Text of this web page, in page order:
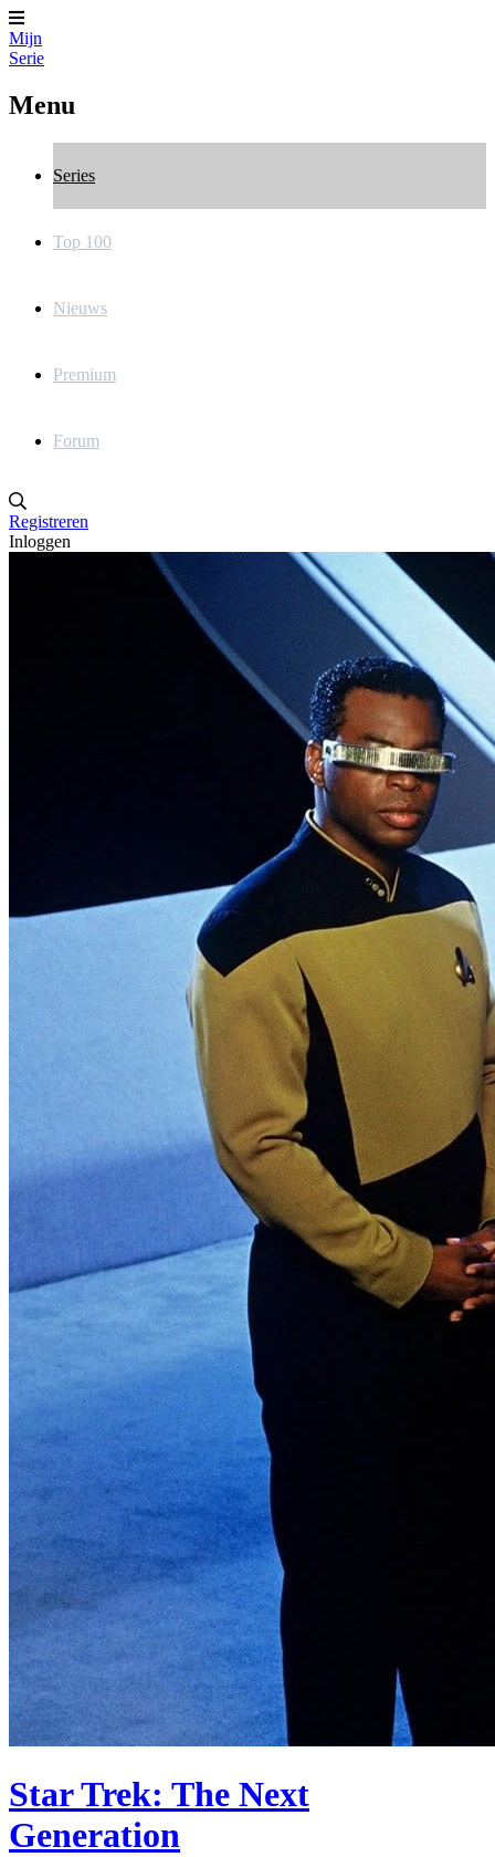
Mijn
Serie
Menu
Series
Top 100
Nieuws
Premium
Forum
Registreren
Inloggen
Star Trek: The Next
Generation